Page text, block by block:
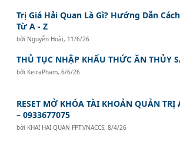
Trị Giá Hải Quan Là Gì? Hướng Dẫn
Từ A - Z
bởi Nguyễn Hoài, 11/6/26
THỦ TỤC NHẬP KHẨU THỨC ĂN THỦY
bởi KeiraPham,6/6/26
RESET MỞ KHÓA TÀI KHOẢN QUẢN TRỊ
– 0933677075
bởi KHAI HAI QUAN FPT.VNACCS,8/4/26